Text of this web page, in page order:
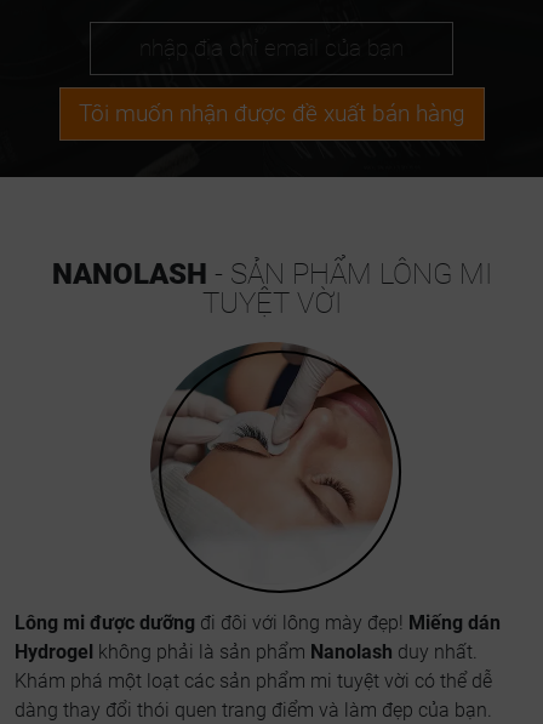
Tôi muốn nhận được đề xuất bán hàng
NANOLASH - SẢN PHẨM LÔNG MI
TUYỆT VỜI
Lông mi được dưỡng đi đôi với lông mày đẹp! Miếng dán
Hydrogel không phải là sản phẩm Nanolash duy nhất.
Khám phá một loạt các sản phẩm mi tuyệt vời có thể dễ
dàng thay đổi thói quen trang điểm và làm đẹp của bạn.